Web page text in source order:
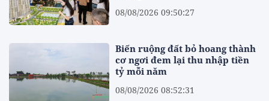
08/08/2026 09:50:27
Biến ruộng đất bỏ hoang thành
cơ ngơi đem lại thu nhập tiền
tỷ mỗi năm
08/08/2026 08:52:31